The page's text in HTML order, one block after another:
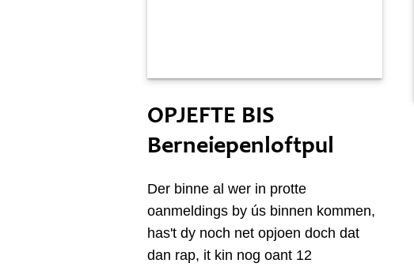
OPJEFTE BIS
Berneiepenloftpul
Der binne al wer in protte
oanmeldings by ús binnen kommen,
has't dy noch net opjoen doch dat
dan rap, it kin nog oant 12